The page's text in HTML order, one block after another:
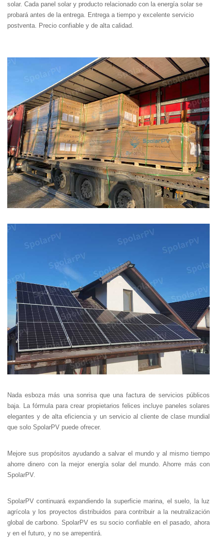
solar. Cada panel solar y producto relacionado con la energía solar se
probará antes de la entrega. Entrega a tiempo y excelente servicio
postventa. Precio confiable y de alta calidad.
Nada esboza más una sonrisa que una factura de servicios públicos
baja. La fórmula para crear propietarios felices incluye paneles solares
elegantes y de alta eficiencia y un servicio al cliente de clase mundial
que solo SpolarPV puede ofrecer.
Mejore sus propósitos ayudando a salvar el mundo y al mismo tiempo
ahorre dinero con la mejor energía solar del mundo. Ahorre más con
SpolarPV.
SpolarPV continuará expandiendo la superficie marina, el suelo, la luz
agrícola y los proyectos distribuidos para contribuir a la neutralización
global de carbono. SpolarPV es su socio confiable en el pasado, ahora
y en el futuro, y no se arrepentirá.